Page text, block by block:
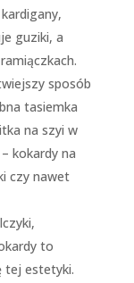
guziki, a
sposób
tasiemka
na szyi w
kokardy na
czy nawet
to
tej estetyki.